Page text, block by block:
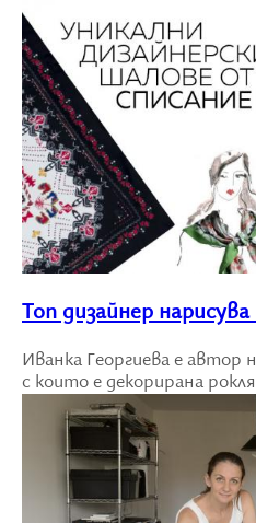
Топ дизайнер
Иванка Георгиева е
с които е декорирана